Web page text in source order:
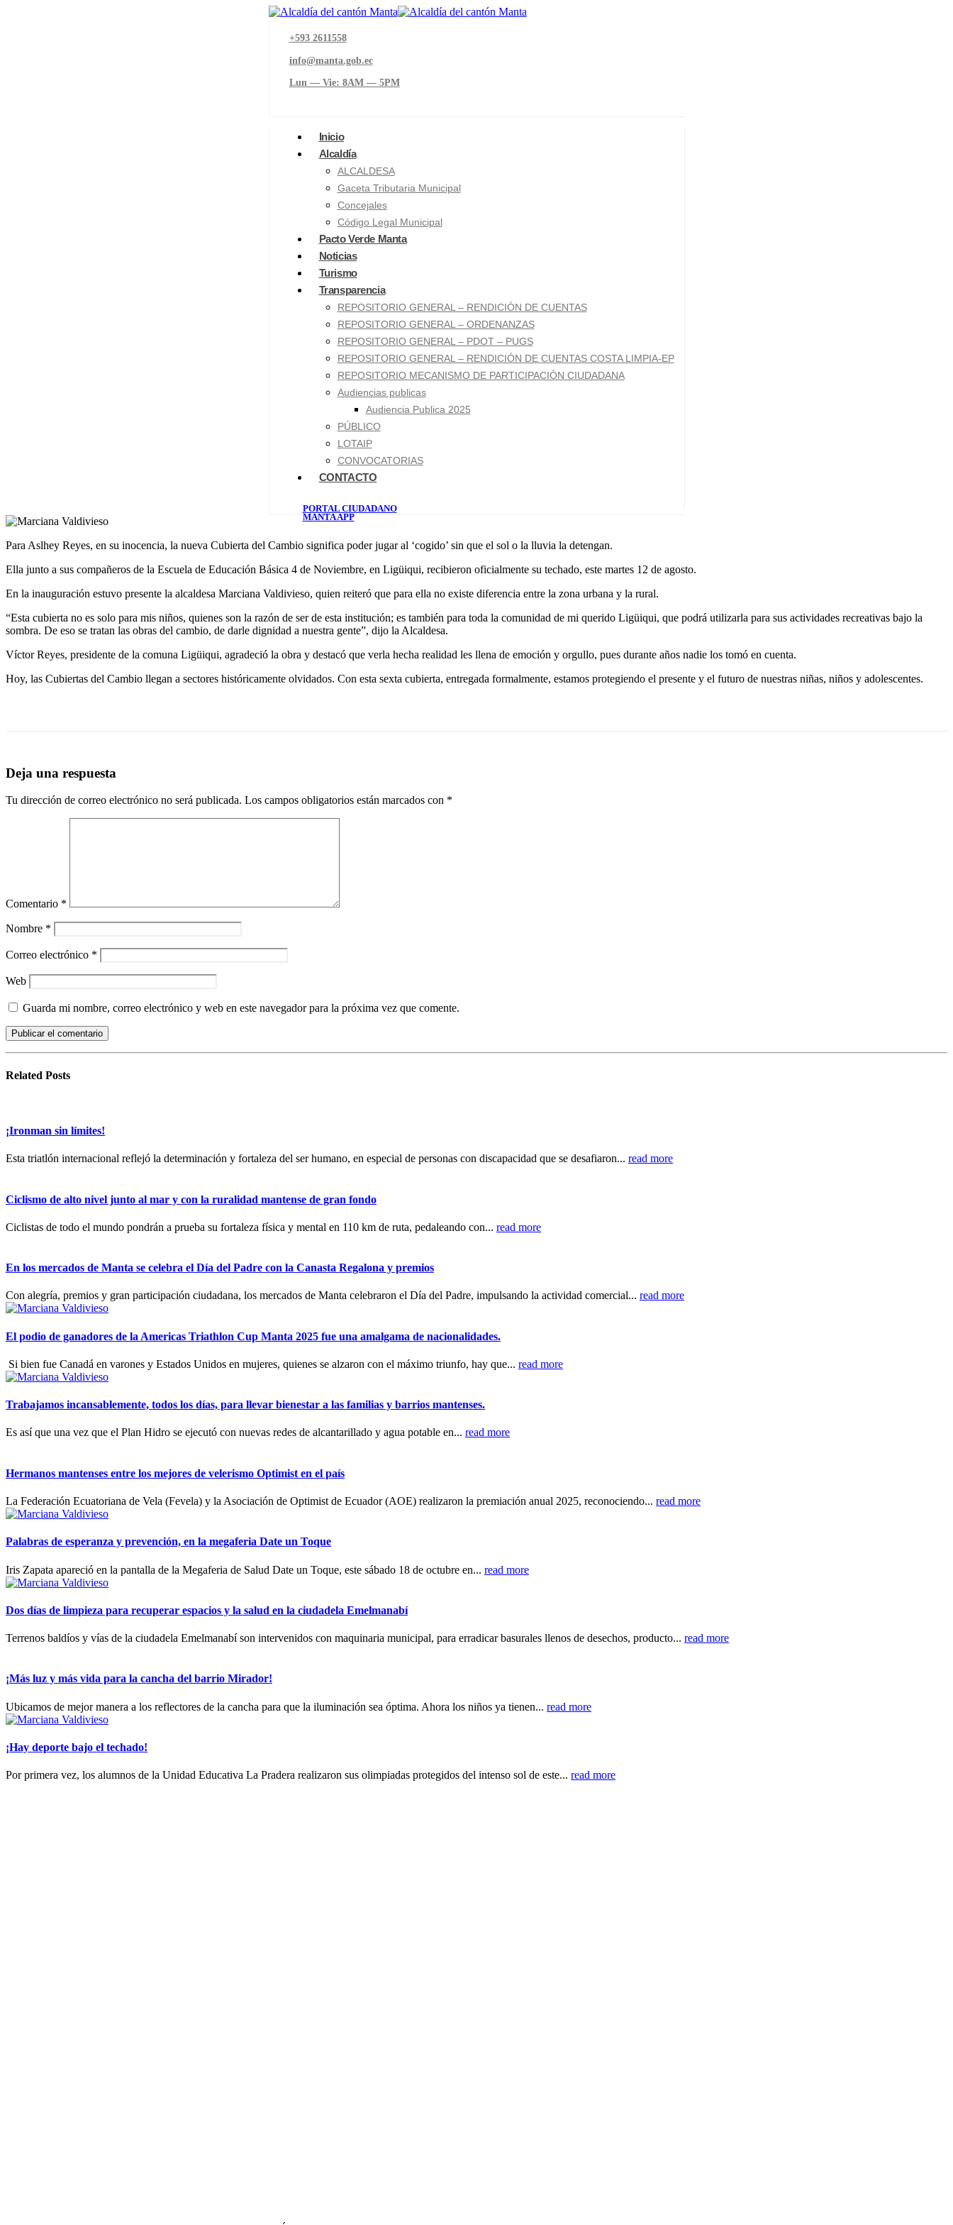
+593 2611558
info@manta.gob.ec
Lun — Vie: 8AM — 5PM
Inicio
Alcaldía
ALCALDESA
Gaceta Tributaria Municipal
Concejales
Código Legal Municipal
Pacto Verde Manta
Noticias
Turismo
Transparencia
REPOSITORIO GENERAL – RENDICIÓN DE CUENTAS
REPOSITORIO GENERAL – ORDENANZAS
REPOSITORIO GENERAL – PDOT – PUGS
REPOSITORIO GENERAL – RENDICIÓN DE CUENTAS COSTA LIMPIA-EP
REPOSITORIO MECANISMO DE PARTICIPACIÓN CIUDADANA
Audiencias publicas
Audiencia Publica 2025
PÚBLICO
LOTAIP
CONVOCATORIAS
CONTACTO
MANTA APP
PORTAL CIUDADANO
Para Aslhey Reyes, en su inocencia, la nueva Cubierta del Cambio significa poder jugar al ‘cogido’ sin que el sol o la lluvia la detengan.
Ella junto a sus compañeros de la Escuela de Educación Básica 4 de Noviembre, en Ligüiqui, recibieron oficialmente su techado, este martes 12 de agosto.
En la inauguración estuvo presente la alcaldesa Marciana Valdivieso, quien reiteró que para ella no existe diferencia entre la zona urbana y la rural.
“Esta cubierta no es solo para mis niños, quienes son la razón de ser de esta institución; es también para toda la comunidad de mi querido Ligüiqui, que podrá utilizarla para sus actividades recreativas bajo la
sombra. De eso se tratan las obras del cambio, de darle dignidad a nuestra gente”, dijo la Alcaldesa.
Víctor Reyes, presidente de la comuna Ligüiqui, agradeció la obra y destacó que verla hecha realidad les llena de emoción y orgullo, pues durante años nadie los tomó en cuenta.
Hoy, las Cubiertas del Cambio llegan a sectores históricamente olvidados. Con esta sexta cubierta, entregada formalmente, estamos protegiendo el presente y el futuro de nuestras niñas, niños y adolescentes.
Deja una respuesta
Tu dirección de correo electrónico no será publicada. Los campos obligatorios están marcados con *
Comentario *
Nombre *
Correo electrónico *
Web
Guarda mi nombre, correo electrónico y web en este navegador para la próxima vez que comente.
Related Posts
¡Ironman sin límites!
Esta triatlón internacional reflejó la determinación y fortaleza del ser humano, en especial de personas con discapacidad que se desafiaron... read more
Ciclismo de alto nivel junto al mar y con la ruralidad mantense de gran fondo
Ciclistas de todo el mundo pondrán a prueba su fortaleza física y mental en 110 km de ruta, pedaleando con... read more
En los mercados de Manta se celebra el Día del Padre con la Canasta Regalona y premios
Con alegría, premios y gran participación ciudadana, los mercados de Manta celebraron el Día del Padre, impulsando la actividad comercial... read more
El podio de ganadores de la Americas Triathlon Cup Manta 2025 fue una amalgama de nacionalidades.
‎Si bien fue Canadá en varones y Estados Unidos en mujeres, quienes se alzaron con el máximo triunfo, hay que... read more
Trabajamos incansablemente, todos los días, para llevar bienestar a las familias y barrios mantenses.
Es así que una vez que el Plan Hidro se ejecutó con nuevas redes de alcantarillado y agua potable en... read more
Hermanos mantenses entre los mejores de velerismo Optimist en el país
La Federación Ecuatoriana de Vela (Fevela) y la Asociación de Optimist de Ecuador (AOE) realizaron la premiación anual 2025, reconociendo... read more
Palabras de esperanza y prevención, en la megaferia Date un Toque
Iris Zapata apareció en la pantalla de la Megaferia de Salud Date un Toque, este sábado 18 de octubre en... read more
Dos días de limpieza para recuperar espacios y la salud en la ciudadela Emelmanabí
Terrenos baldíos y vías de la ciudadela Emelmanabí son intervenidos con maquinaria municipal, para erradicar basurales llenos de desechos, producto... read more
¡Más luz y más vida para la cancha del barrio Mirador!
Ubicamos de mejor manera a los reflectores de la cancha para que la iluminación sea óptima. Ahora los niños ya tienen... read more
¡Hay deporte bajo el techado!
Por primera vez, los alumnos de la Unidad Educativa La Pradera realizaron sus olimpiadas protegidos del intenso sol de este... read more